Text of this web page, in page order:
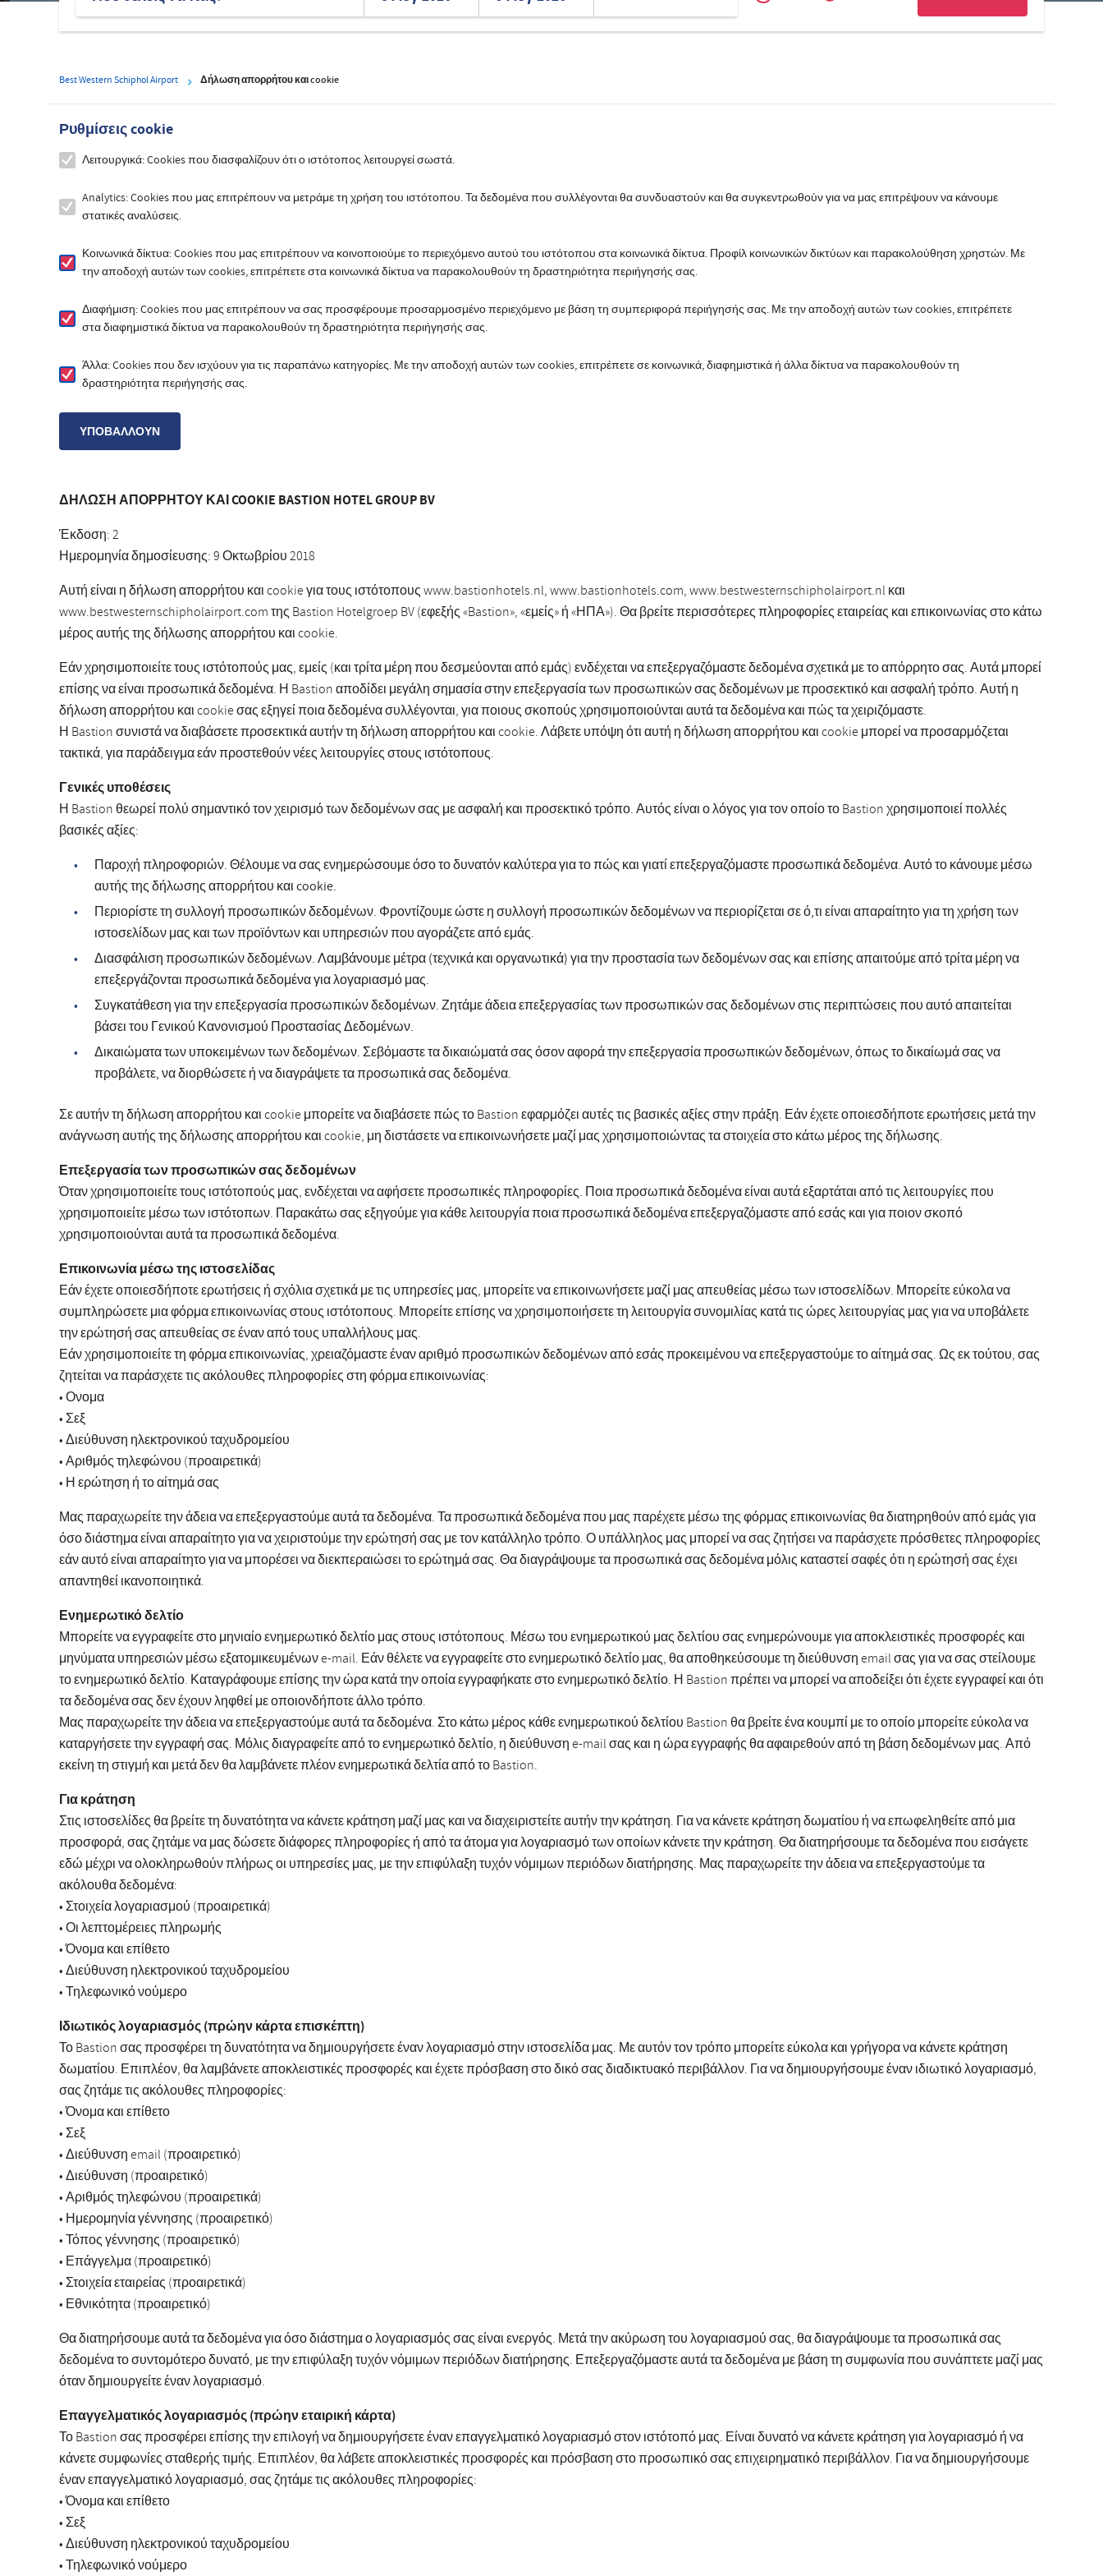
Romanian Turkish
Best Western Schiphol Airport Δήλωση απορρήτου και cookie
Ρυθμίσεις cookie
Λειτουργικά: Cookies που διασφαλίζουν ότι ο ιστότοπος λειτουργεί σωστά.
Analytics: Cookies που μας επιτρέπουν να μετράμε τη χρήση του ιστότοπου. Τα δεδομένα που συλλέγονται θα συνδυαστούν και θα συγκεντρωθούν για να μας επιτρέψουν να κάνουμε
στατικές αναλύσεις.
Κοινωνικά δίκτυα: Cookies που μας επιτρέπουν να κοινοποιούμε το περιεχόμενο αυτού του ιστότοπου στα κοινωνικά δίκτυα. Προφίλ κοινωνικών δικτύων και παρακολούθηση χρηστών. Με
την αποδοχή αυτών των cookies, επιτρέπετε στα κοινωνικά δίκτυα να παρακολουθούν τη δραστηριότητα περιήγησής σας.
Διαφήμιση: Cookies που μας επιτρέπουν να σας προσφέρουμε προσαρμοσμένο περιεχόμενο με βάση τη συμπεριφορά περιήγησής σας. Με την αποδοχή αυτών των cookies, επιτρέπετε
στα διαφημιστικά δίκτυα να παρακολουθούν τη δραστηριότητα περιήγησής σας.
Άλλα: Cookies που δεν ισχύουν για τις παραπάνω κατηγορίες. Με την αποδοχή αυτών των cookies, επιτρέπετε σε κοινωνικά, διαφημιστικά ή άλλα δίκτυα να παρακολουθούν τη
δραστηριότητα περιήγησής σας.
ΔΗΛΩΣΗ ΑΠΟΡΡΗΤΟΥ ΚΑΙ COOKIE BASTION HOTEL GROUP BV
Έκδοση: 2
Ημερομηνία δημοσίευσης: 9 Οκτωβρίου 2018
Αυτή είναι η δήλωση απορρήτου και cookie για τους ιστότοπους www.bastionhotels.nl, www.bastionhotels.com, www.bestwesternschipholairport.nl και
www.bestwesternschipholairport.com της Bastion Hotelgroep BV (εφεξής «Bastion», «εμείς» ή «ΗΠΑ»). Θα βρείτε περισσότερες πληροφορίες εταιρείας και επικοινωνίας στο κάτω
μέρος αυτής της δήλωσης απορρήτου και cookie.
Εάν χρησιμοποιείτε τους ιστότοπούς μας, εμείς (και τρίτα μέρη που δεσμεύονται από εμάς) ενδέχεται να επεξεργαζόμαστε δεδομένα σχετικά με το απόρρητο σας. Αυτά μπορεί
επίσης να είναι προσωπικά δεδομένα. Η Bastion αποδίδει μεγάλη σημασία στην επεξεργασία των προσωπικών σας δεδομένων με προσεκτικό και ασφαλή τρόπο. Αυτή η
δήλωση απορρήτου και cookie σας εξηγεί ποια δεδομένα συλλέγονται, για ποιους σκοπούς χρησιμοποιούνται αυτά τα δεδομένα και πώς τα χειριζόμαστε.
Η Bastion συνιστά να διαβάσετε προσεκτικά αυτήν τη δήλωση απορρήτου και cookie. Λάβετε υπόψη ότι αυτή η δήλωση απορρήτου και cookie μπορεί να προσαρμόζεται
τακτικά, για παράδειγμα εάν προστεθούν νέες λειτουργίες στους ιστότοπους.
Γενικές υποθέσεις
Η Bastion θεωρεί πολύ σημαντικό τον χειρισμό των δεδομένων σας με ασφαλή και προσεκτικό τρόπο. Αυτός είναι ο λόγος για τον οποίο το Bastion χρησιμοποιεί πολλές
βασικές αξίες:
Παροχή πληροφοριών. Θέλουμε να σας ενημερώσουμε όσο το δυνατόν καλύτερα για το πώς και γιατί επεξεργαζόμαστε προσωπικά δεδομένα. Αυτό το κάνουμε μέσω
αυτής της δήλωσης απορρήτου και cookie.
Περιορίστε τη συλλογή προσωπικών δεδομένων. Φροντίζουμε ώστε η συλλογή προσωπικών δεδομένων να περιορίζεται σε ό,τι είναι απαραίτητο για τη χρήση των
ιστοσελίδων μας και των προϊόντων και υπηρεσιών που αγοράζετε από εμάς.
Διασφάλιση προσωπικών δεδομένων. Λαμβάνουμε μέτρα (τεχνικά και οργανωτικά) για την προστασία των δεδομένων σας και επίσης απαιτούμε από τρίτα μέρη να
επεξεργάζονται προσωπικά δεδομένα για λογαριασμό μας.
Συγκατάθεση για την επεξεργασία προσωπικών δεδομένων. Ζητάμε άδεια επεξεργασίας των προσωπικών σας δεδομένων στις περιπτώσεις που αυτό απαιτείται
βάσει του Γενικού Κανονισμού Προστασίας Δεδομένων.
Δικαιώματα των υποκειμένων των δεδομένων. Σεβόμαστε τα δικαιώματά σας όσον αφορά την επεξεργασία προσωπικών δεδομένων, όπως το δικαίωμά σας να
προβάλετε, να διορθώσετε ή να διαγράψετε τα προσωπικά σας δεδομένα.
Σε αυτήν τη δήλωση απορρήτου και cookie μπορείτε να διαβάσετε πώς το Bastion εφαρμόζει αυτές τις βασικές αξίες στην πράξη. Εάν έχετε οποιεσδήποτε ερωτήσεις μετά την
ανάγνωση αυτής της δήλωσης απορρήτου και cookie, μη διστάσετε να επικοινωνήσετε μαζί μας χρησιμοποιώντας τα στοιχεία στο κάτω μέρος της δήλωσης.
Επεξεργασία των προσωπικών σας δεδομένων
Όταν χρησιμοποιείτε τους ιστότοπούς μας, ενδέχεται να αφήσετε προσωπικές πληροφορίες. Ποια προσωπικά δεδομένα είναι αυτά εξαρτάται από τις λειτουργίες που
χρησιμοποιείτε μέσω των ιστότοπων. Παρακάτω σας εξηγούμε για κάθε λειτουργία ποια προσωπικά δεδομένα επεξεργαζόμαστε από εσάς και για ποιον σκοπό
χρησιμοποιούνται αυτά τα προσωπικά δεδομένα.
Επικοινωνία μέσω της ιστοσελίδας
Εάν έχετε οποιεσδήποτε ερωτήσεις ή σχόλια σχετικά με τις υπηρεσίες μας, μπορείτε να επικοινωνήσετε μαζί μας απευθείας μέσω των ιστοσελίδων. Μπορείτε εύκολα να
συμπληρώσετε μια φόρμα επικοινωνίας στους ιστότοπους. Μπορείτε επίσης να χρησιμοποιήσετε τη λειτουργία συνομιλίας κατά τις ώρες λειτουργίας μας για να υποβάλετε
την ερώτησή σας απευθείας σε έναν από τους υπαλλήλους μας.
Εάν χρησιμοποιείτε τη φόρμα επικοινωνίας, χρειαζόμαστε έναν αριθμό προσωπικών δεδομένων από εσάς προκειμένου να επεξεργαστούμε το αίτημά σας. Ως εκ τούτου, σας
ζητείται να παράσχετε τις ακόλουθες πληροφορίες στη φόρμα επικοινωνίας:
• Ονομα
• Σεξ
• Διεύθυνση ηλεκτρονικού ταχυδρομείου
• Αριθμός τηλεφώνου (προαιρετικά)
• Η ερώτηση ή το αίτημά σας
Μας παραχωρείτε την άδεια να επεξεργαστούμε αυτά τα δεδομένα. Τα προσωπικά δεδομένα που μας παρέχετε μέσω της φόρμας επικοινωνίας θα διατηρηθούν από εμάς για
όσο διάστημα είναι απαραίτητο για να χειριστούμε την ερώτησή σας με τον κατάλληλο τρόπο. Ο υπάλληλος μας μπορεί να σας ζητήσει να παράσχετε πρόσθετες πληροφορίες
εάν αυτό είναι απαραίτητο για να μπορέσει να διεκπεραιώσει το ερώτημά σας. Θα διαγράψουμε τα προσωπικά σας δεδομένα μόλις καταστεί σαφές ότι η ερώτησή σας έχει
απαντηθεί ικανοποιητικά.
Ενημερωτικό δελτίο
Μπορείτε να εγγραφείτε στο μηνιαίο ενημερωτικό δελτίο μας στους ιστότοπους. Μέσω του ενημερωτικού μας δελτίου σας ενημερώνουμε για αποκλειστικές προσφορές και
μηνύματα υπηρεσιών μέσω εξατομικευμένων e-mail. Εάν θέλετε να εγγραφείτε στο ενημερωτικό δελτίο μας, θα αποθηκεύσουμε τη διεύθυνση email σας για να σας στείλουμε
το ενημερωτικό δελτίο. Καταγράφουμε επίσης την ώρα κατά την οποία εγγραφήκατε στο ενημερωτικό δελτίο. Η Bastion πρέπει να μπορεί να αποδείξει ότι έχετε εγγραφεί και ότι
τα δεδομένα σας δεν έχουν ληφθεί με οποιονδήποτε άλλο τρόπο.
Μας παραχωρείτε την άδεια να επεξεργαστούμε αυτά τα δεδομένα. Στο κάτω μέρος κάθε ενημερωτικού δελτίου Bastion θα βρείτε ένα κουμπί με το οποίο μπορείτε εύκολα να
καταργήσετε την εγγραφή σας. Μόλις διαγραφείτε από το ενημερωτικό δελτίο, η διεύθυνση e-mail σας και η ώρα εγγραφής θα αφαιρεθούν από τη βάση δεδομένων μας. Από
εκείνη τη στιγμή και μετά δεν θα λαμβάνετε πλέον ενημερωτικά δελτία από το Bastion.
Για κράτηση
Στις ιστοσελίδες θα βρείτε τη δυνατότητα να κάνετε κράτηση μαζί μας και να διαχειριστείτε αυτήν την κράτηση. Για να κάνετε κράτηση δωματίου ή να επωφεληθείτε από μια
προσφορά, σας ζητάμε να μας δώσετε διάφορες πληροφορίες ή από τα άτομα για λογαριασμό των οποίων κάνετε την κράτηση. Θα διατηρήσουμε τα δεδομένα που εισάγετε
εδώ μέχρι να ολοκληρωθούν πλήρως οι υπηρεσίες μας, με την επιφύλαξη τυχόν νόμιμων περιόδων διατήρησης. Μας παραχωρείτε την άδεια να επεξεργαστούμε τα
ακόλουθα δεδομένα:
• Στοιχεία λογαριασμού (προαιρετικά)
• Οι λεπτομέρειες πληρωμής
• Όνομα και επίθετο
• Διεύθυνση ηλεκτρονικού ταχυδρομείου
• Τηλεφωνικό νούμερο
Ιδιωτικός λογαριασμός (πρώην κάρτα επισκέπτη)
Το Bastion σας προσφέρει τη δυνατότητα να δημιουργήσετε έναν λογαριασμό στην ιστοσελίδα μας. Με αυτόν τον τρόπο μπορείτε εύκολα και γρήγορα να κάνετε κράτηση
δωματίου. Επιπλέον, θα λαμβάνετε αποκλειστικές προσφορές και έχετε πρόσβαση στο δικό σας διαδικτυακό περιβάλλον. Για να δημιουργήσουμε έναν ιδιωτικό λογαριασμό,
σας ζητάμε τις ακόλουθες πληροφορίες:
• Όνομα και επίθετο
• Σεξ
• Διεύθυνση email (προαιρετικό)
• Διεύθυνση (προαιρετικό)
• Αριθμός τηλεφώνου (προαιρετικά)
• Ημερομηνία γέννησης (προαιρετικό)
• Τόπος γέννησης (προαιρετικό)
• Επάγγελμα (προαιρετικό)
• Στοιχεία εταιρείας (προαιρετικά)
• Εθνικότητα (προαιρετικό)
Θα διατηρήσουμε αυτά τα δεδομένα για όσο διάστημα ο λογαριασμός σας είναι ενεργός. Μετά την ακύρωση του λογαριασμού σας, θα διαγράψουμε τα προσωπικά σας
δεδομένα το συντομότερο δυνατό, με την επιφύλαξη τυχόν νόμιμων περιόδων διατήρησης. Επεξεργαζόμαστε αυτά τα δεδομένα με βάση τη συμφωνία που συνάπτετε μαζί μας
όταν δημιουργείτε έναν λογαριασμό.
Επαγγελματικός λογαριασμός (πρώην εταιρική κάρτα)
Το Bastion σας προσφέρει επίσης την επιλογή να δημιουργήσετε έναν επαγγελματικό λογαριασμό στον ιστότοπό μας. Είναι δυνατό να κάνετε κράτηση για λογαριασμό ή να
κάνετε συμφωνίες σταθερής τιμής. Επιπλέον, θα λάβετε αποκλειστικές προσφορές και πρόσβαση στο προσωπικό σας επιχειρηματικό περιβάλλον. Για να δημιουργήσουμε
έναν επαγγελματικό λογαριασμό, σας ζητάμε τις ακόλουθες πληροφορίες:
• Όνομα και επίθετο
• Σεξ
• Διεύθυνση ηλεκτρονικού ταχυδρομείου
• Τηλεφωνικό νούμερο